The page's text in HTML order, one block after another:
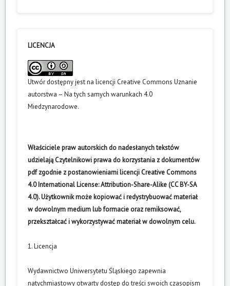
LICENCJA
Utwór dostępny jest na licencji Creative Commons Uznanie
autorstwa – Na tych samych warunkach 4.0
Miedzynarodowe.
Właściciele praw autorskich do nadesłanych tekstów
udzielają Czytelnikowi prawa do korzystania z dokumentów
pdf zgodnie z postanowieniami licencji Creative Commons
4.0 International License: Attribution-Share-Alike (CC BY-SA
4.0). Użytkownik może kopiować i redystrybuować materiał
w dowolnym medium lub formacie oraz remiksować,
przekształcać i wykorzystywać materiał w dowolnym celu.
1. Licencja
Wydawnictwo Uniwersytetu Śląskiego zapewnia
natychmiastowy otwarty dostęp do treści swoich czasopism